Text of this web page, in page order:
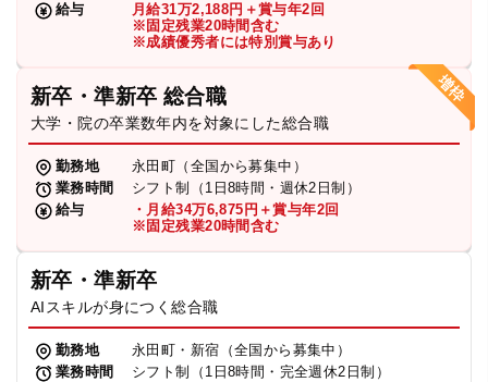
給与
月給31万2,188円＋賞与年2回
※固定残業20時間含む
※成績優秀者には特別賞与あり
新卒・準新卒 総合職
大学・院の卒業数年内を対象にした総合職
勤務地
永田町（全国から募集中）
業務時間
シフト制（1日8時間・週休2日制）
給与
・月給34万6,875円＋賞与年2回
※固定残業20時間含む
新卒・準新卒
AIスキルが身につく総合職
勤務地
永田町・新宿（全国から募集中）
業務時間
シフト制（1日8時間・完全週休2日制）